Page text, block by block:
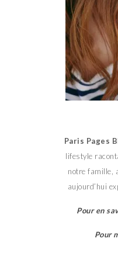
Paris Pages
lifestyle
notre famille,
aujourd’hui
Pour en
Pour